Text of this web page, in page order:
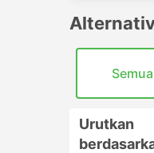
Semua
Urutkan